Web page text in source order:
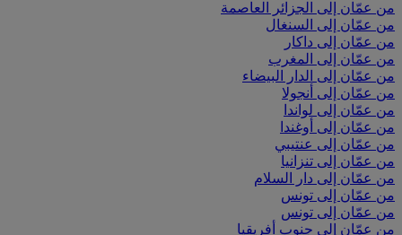
من عمّان إلى الجزائر العاصمة
من عمّان إلى السنغال
من عمّان إلى داكار
من عمّان إلى المغرب
من عمّان إلى الدار البيضاء
من عمّان إلى أنجولا
من عمّان إلى لواندا
من عمّان إلى أوغندا
من عمّان إلى عنتيبي
من عمّان إلى تنزانيا
من عمّان إلى دار السلام
من عمّان إلى تونس
من عمّان إلى تونس
من عمّان إلى جنوب أفريقيا